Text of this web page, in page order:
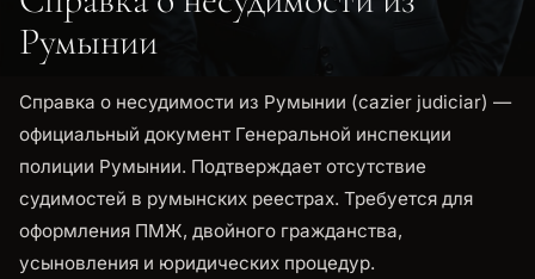
Румынии
Справка о несудимости из Румынии (cazier judiciar) —
официальный документ Генеральной инспекции
полиции Румынии. Подтверждает отсутствие
судимостей в румынских реестрах. Требуется для
оформления ПМЖ, двойного гражданства,
усыновления и юридических процедур.